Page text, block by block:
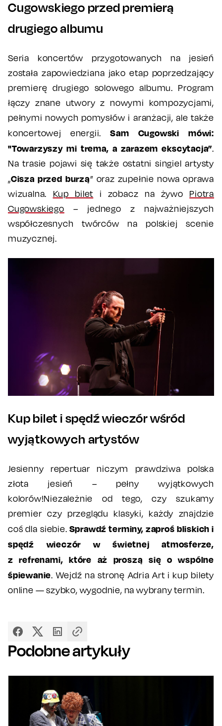
Cugowskiego przed premierą
drugiego albumu
Seria koncertów przygotowanych na jesień
została zapowiedziana jako etap poprzedzający
premierę drugiego solowego albumu. Program
łączy znane utwory z nowymi kompozycjami,
pełnymi nowych pomysłów i aranżacji, ale także
koncertowej energii.Sam Cugowski mówi:
"Towarzyszy mi trema, a zarazem ekscytacja”.
Na trasie pojawi się także ostatni singiel artysty
„Cisza przed burzą” oraz zupełnie nowa oprawa
wizualna. Kup bilet i zobacz na żywo Piotra
Cugowskiego – jednego z najważniejszych
współczesnych twórców na polskiej scenie
muzycznej.
Kup bilet i spędź wieczór wśród
wyjątkowych artystów
Jesienny repertuar niczym prawdziwa polska
złota jesień – pełny wyjątkowych
kolorów!Niezależnie od tego, czy szukamy
premier czy przeglądu klasyki, każdy znajdzie
coś dla siebie. Sprawdź terminy, zaproś bliskich i
spędź wieczór w świetnej atmosferze,
z refrenami, które aż proszą się o wspólne
śpiewanie. Wejdź na stronę Adria Art i kup bilety
online — szybko, wygodnie, na wybrany termin.
Podobne artykuły